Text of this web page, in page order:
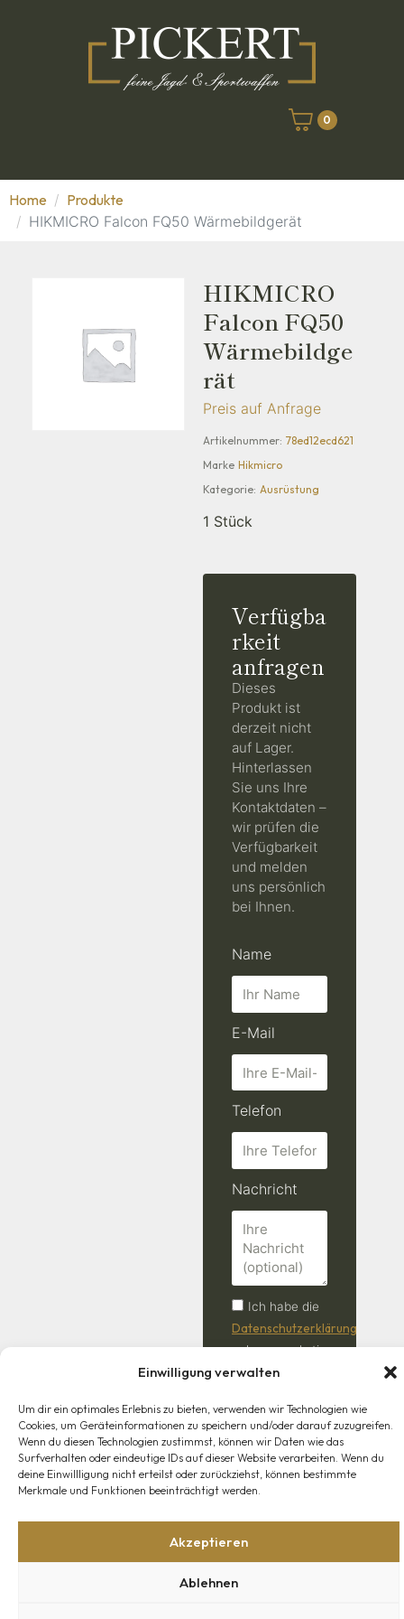
Einwilligung verwalten
Um dir ein optimales Erlebnis zu bieten, verwenden wir Technologien wie
Cookies, um Geräteinformationen zu speichern und/oder darauf zuzugreifen.
Wenn du diesen Technologien zustimmst, können wir Daten wie das
Surfverhalten oder eindeutige IDs auf dieser Website verarbeiten. Wenn du
deine Einwillligung nicht erteilst oder zurückziehst, können bestimmte
Merkmale und Funktionen beeinträchtigt werden.
Akzeptieren
Ablehnen
0
Home
Produkte
HIKMICRO Falcon FQ50 Wärmebildgerät
HIKMICRO
Falcon FQ50
Wärmebildge
Rät
Preis auf Anfrage
Artikelnummer: 78ed12ecd621
Marke Hikmicro
Kategorie: Ausrüstung
1 Stück
Verfügba
rkeit
anfragen
Dieses
Produkt ist
derzeit nicht
auf Lager.
Hinterlassen
Sie uns Ihre
Kontaktdaten –
wir prüfen die
Verfügbarkeit
und melden
uns persönlich
bei Ihnen.
Name
E-Mail
Telefon
Nachricht
Ich habe die
Datenschutzerklärung
gelesen und stimme
der Verarbeitung
Anfrage
absenden
Shop Mein Konto Lieferung Widerrufsrecht
AGB
© 2026 - Jagdwaffen & Sportwaffen Klaus Pickert. Alle